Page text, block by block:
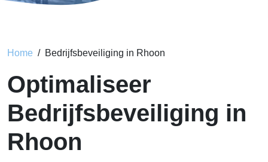
Home Bedrijfsbeveiliging in Rhoon
Optimaliseer
Bedrijfsbeveiliging in
Rhoon